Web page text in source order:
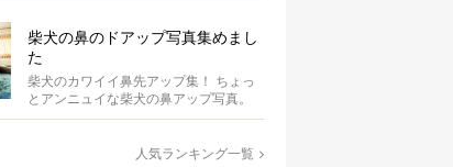
柴犬の鼻のドアップ写真集めまし
た
柴犬のカワイイ鼻先アップ集！ ちょっ
とアンニュイな柴犬の鼻アップ写真。
何やら物思いにふけっているようで
人気ランキング一覧